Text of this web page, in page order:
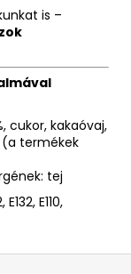
is –
cukor, kakaóvaj,
termékek
tej
E110,